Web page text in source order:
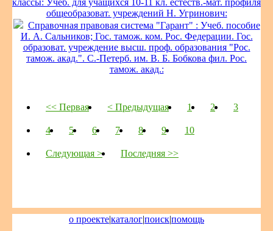
классы: Учеб. для учащихся 10-11 кл. естеств.-мат. профиля
общеобразоват. учреждений Н. Угринович:
Справочная правовая система "Гарант" : Учеб. пособие
И. А. Сальников; Гос. тамож. ком. Рос. Федерации. Гос.
образоват. учреждение высш. проф. образования "Рос.
тамож. акад.". С.-Петерб. им. В. Б. Бобкова фил. Рос.
тамож. акад.:
<< Первая < Предыдущая 1 2 3
4 5 6 7 8 9 10
Следующая > Последняя >>
о проекте|каталог|поиск|помощь